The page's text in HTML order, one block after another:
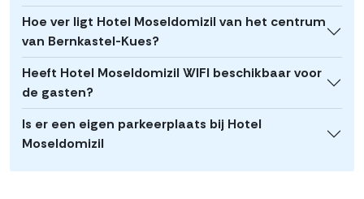
Hoe ver ligt Hotel Moseldomizil van het centrum
van Bernkastel-Kues?
Heeft Hotel Moseldomizil WIFI beschikbaar voor
de gasten?
Is er een eigen parkeerplaats bij Hotel
Moseldomizil